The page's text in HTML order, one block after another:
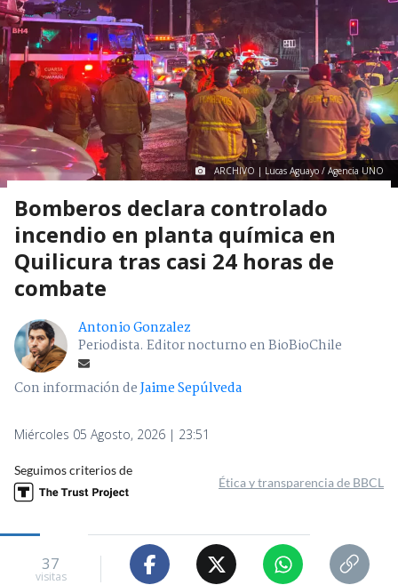
ARCHIVO | Lucas Aguayo / Agencia UNO
Bomberos declara controlado
incendio en planta química en
Quilicura tras casi 24 horas de
combate
Antonio Gonzalez
Periodista. Editor nocturno en BioBioChile
Con información deJaime Sepúlveda
Miércoles 05 Agosto, 2026 | 23:51
Seguimos criterios de
Ética y transparencia de BBCL
37
visitas